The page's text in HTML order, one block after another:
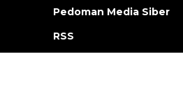
Pedoman Media Siber
RSS